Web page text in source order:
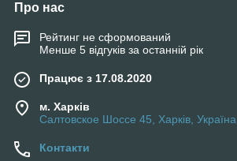
Про нас
Рейтинг не сформований
Менше 5 відгуків за останній рік
Працює з 17.08.2020
м. Харків
Салтовское Шоссе 45, Харків, Україна
Контакти